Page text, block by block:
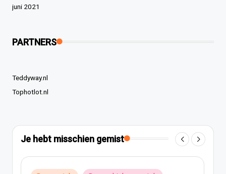
juni 2021
PARTNERS
Teddyway.nl
Tophotlot.nl
Je hebt misschien gemist